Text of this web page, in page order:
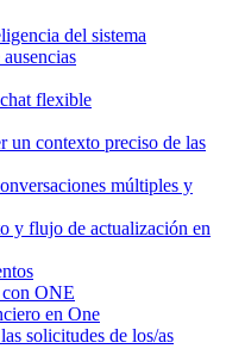
del sistema
flexible
un contexto preciso de las
múltiples y
y flujo de actualización en
con ONE
en One
solicitudes de los/as